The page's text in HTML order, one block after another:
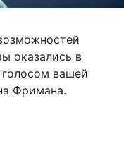
оказались в
вашей
Фримана.